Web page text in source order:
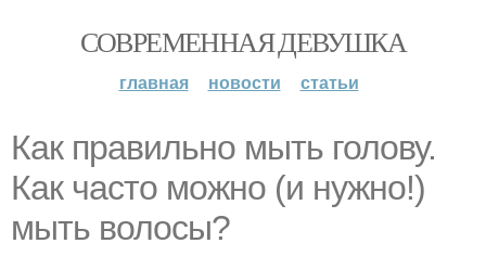
СОВРЕМЕННАЯ ДЕВУШКА
главная новости статьи
Как правильно мыть голову.
Как часто можно (и нужно!)
мыть волосы?